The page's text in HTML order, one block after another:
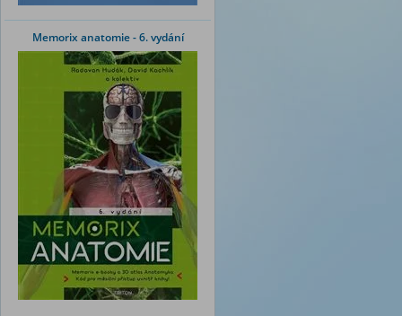
Memorix anatomie - 6. vydání